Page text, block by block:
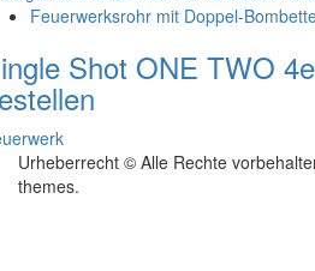
Feuerwerksrohr mit Doppel-
Shot ONE TWO
Urheberrecht © Alle Rechte
themes.